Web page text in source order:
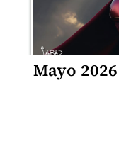
Mayo 2026